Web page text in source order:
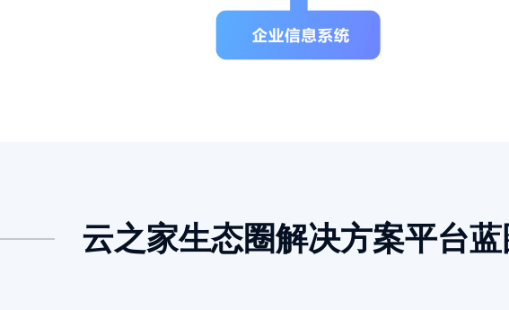
云之家生态圈解决方案平台